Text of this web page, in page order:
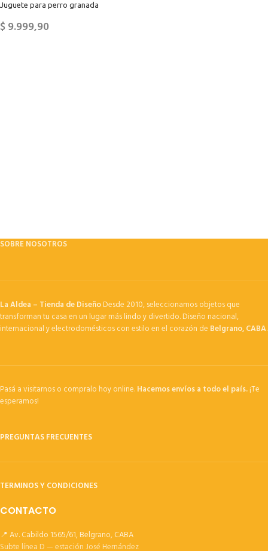
Juguete para perro granada
$9.999,90
SOBRE NOSOTROS
La Aldea – Tienda de DiseñoDesde 2010, seleccionamos objetos que
transforman tu casa en un lugar más lindo y divertido. Diseño nacional,
internacional y electrodomésticos con estilo en el corazón de Belgrano, CABA.
Pasá a visitarnos o compralo hoy online.Hacemos envíos a todo el país.¡Te
esperamos!
PREGUNTAS FRECUENTES
TERMINOS Y CONDICIONES
CONTACTO
📍 Av. Cabildo 1565/61, Belgrano, CABA
Subte línea D — estación José Hernández